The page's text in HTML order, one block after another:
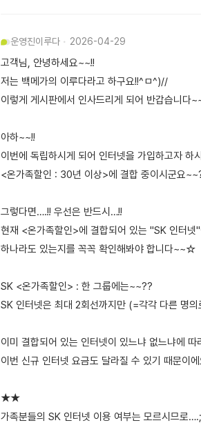
운영진이루다 2026-04-29
고객님, 안녕하세요~~!!
저는 백메가의 이루다라고 하구요!!^ㅁ^)//
이렇게 게시판에서 인사드리게 되어 반갑습니다
아하~~!!
이번에 독립하시게 되어 인터넷을 가입하고자 하
<온가족할인 : 30년 이상>에 결합 중이시군요
그렇다면….!! 우선은 반드시…!!
현재 <온가족할인>에 결합되어 있는 "SK 인터넷"
하나라도 있는지를 꼭꼭 확인해봐야 합니다~~☆
SK <온가족할인> : 한 그룹에는~~??
SK 인터넷은 최대 2회선까지만 (=각각 다른 명
이미 결합되어 있는 인터넷이 있느냐 없느냐에 따
이번 신규 인터넷 요금도 달라질 수 있기 때문이에
★★
가족분들의 SK 인터넷 이용 여부는 모르시므로